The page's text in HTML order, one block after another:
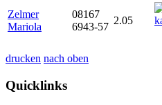
Zelmer
Mariola
08167
6943-57
2.05
drucken nach oben
Quicklinks